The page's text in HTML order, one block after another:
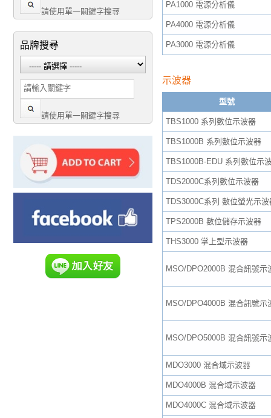
請使用單一關鍵字搜尋
品牌搜尋
請使用單一關鍵字搜尋
PA1000 電源分析儀
PA4000 電源分析儀
PA3000 電源分析儀
示波器
型號
TBS1000 系列數位示波器
TBS1000B 系列數位示波器
TBS1000B-EDU 系列數位示
TDS2000C系列數位示波器
TDS3000C系列 數位螢光示波
TPS2000B 數位儲存示波器
THS3000 掌上型示波器
MSO/DPO2000B 混合訊號示
MSO/DPO4000B 混合訊號示
MSO/DPO5000B 混合訊號示
MDO3000 混合域示波器
MDO4000B 混合域示波器
MDO4000C 混合域示波器